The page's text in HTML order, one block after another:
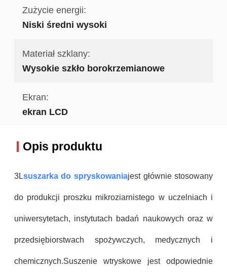
Zużycie energii:
Niski średni wysoki
Materiał szklany:
Wysokie szkło borokrzemianowe
Ekran:
ekran LCD
Opis produktu
3Lsuszarka do spryskowaniajest głównie stosowany
do produkcji proszku mikroziarnistego w uczelniach i
uniwersytetach, instytutach badań naukowych oraz w
przedsiębiorstwach spożywczych, medycznych i
chemicznych.Suszenie wtryskowe jest odpowiednie